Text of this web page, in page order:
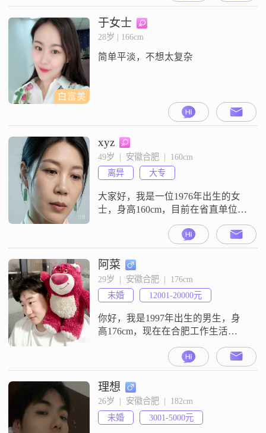
欢散步，做饭。自驾游。从事人力
资源管理，猎头工作！想找一个性
格合适温暖的人。过普通，平淡安
白富美
于女士
28岁 | 166cm
简单平淡，不想太复杂
xyz
49岁  |  安徽合肥  |  160cm
离异
大专
大家好，我是一位1976年出生的女
士，身高160cm，目前在省直单位工
作，月收入在1w+。平时喜欢宅家或
追剧，偶尔也研究旅行攻略，享受
生活中的小确幸。性格方面，我自
认为是一个善解人意、随和易相处
的人。我对待生活态度真诚可靠，
注重健康管理，追求简单而幸福的
每一天。我向往稳定的生活，希望
找到一个能够互相尊重、情绪稳定
的伴侣
阿菜
29岁  |  安徽合肥  |  176cm
未婚
12001-20000元
你好，我是1997年出生的男生，身
高176cm，现在在合肥工作生活
##3002##我的学历是大专，目前的
月收入在12001到20000元之间
##3002##关于我的性格，我觉得自
己是个乐观积极的人，平时随和也
比较好相处##3002##我比较看重活
在当下的状态，觉得日子要过得实
在一点##3002##平时空闲的时候，
理想
26岁  |  安徽合肥  |  182cm
未婚
3001-5000元